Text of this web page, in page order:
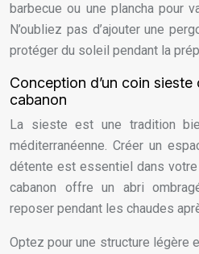
barbecue ou une plancha pour
N’oubliez pas d’ajouter une
protéger du soleil pendant la
Conception d’un coin
cabanon
La sieste est une tradition
méditerranéenne. Créer un
détente est essentiel dans
cabanon offre un abri
reposer pendant les chaudes
Optez pour une structure légère